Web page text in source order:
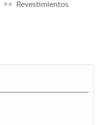
Revestimientos